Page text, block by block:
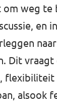
om weg te
en
Dit
flexibiliteit
alsook